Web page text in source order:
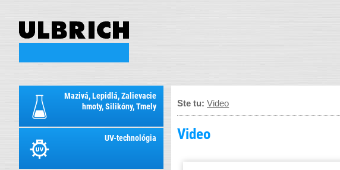
Mazivá, Lepidlá, Zalievacie
hmoty, Silikóny, Tmely
UV-technológia
Ste tu:Video
Video